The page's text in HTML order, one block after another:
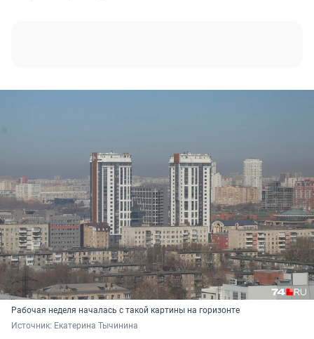
Рабочая неделя началась с такой картины на горизонте
Источник: Екатерина Тычинина